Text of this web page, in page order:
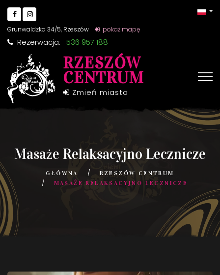
Grunwaldzka 34/5, Rzeszów pokaż mapę
Rezerwacja: 536 957 188
RZESZÓW
CENTRUM
Zmień miasto
Masaże Relaksacyjno Lecznicze
GŁÓWNA
RZESZÓW CENTRUM
MASAŻE RELAKSACYJNO LECZNICZE